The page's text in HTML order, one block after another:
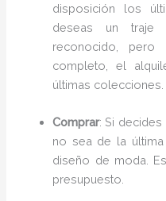
disposición los
deseas un traje
reconocido,
completo, el
últimas colecciones.
Comprar: Si
no sea de la
diseño de moda.
presupuesto.